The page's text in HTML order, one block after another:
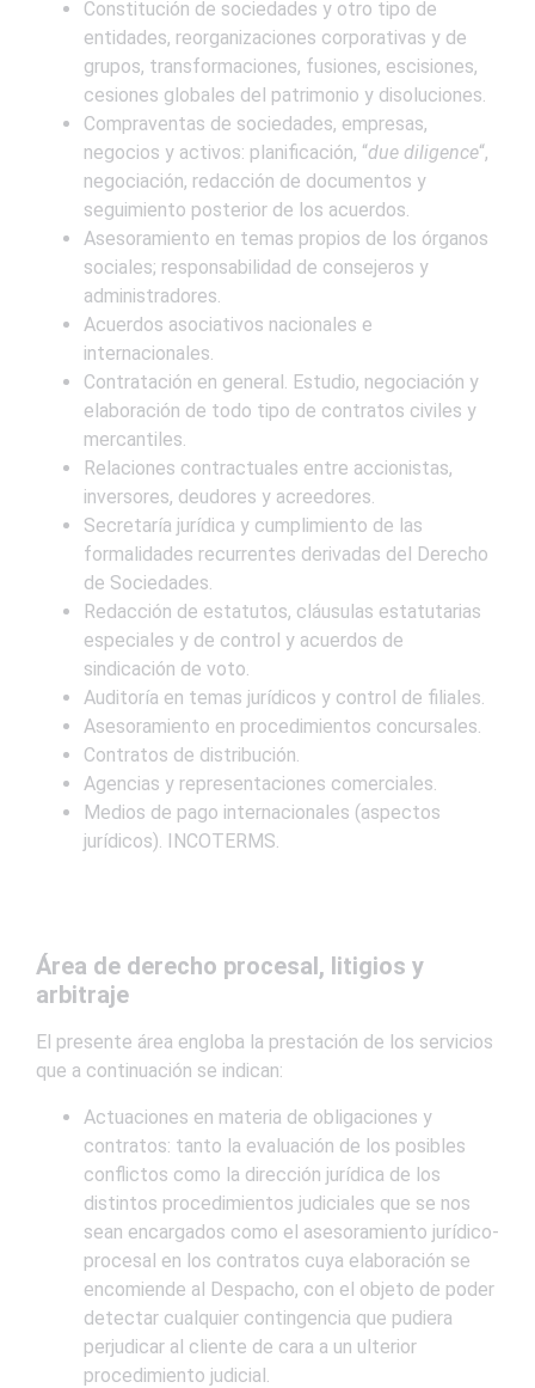
Constitución de sociedades y otro tipo de
entidades, reorganizaciones corporativas y de
grupos, transformaciones, fusiones, escisiones,
cesiones globales del patrimonio y disoluciones.
Compraventas de sociedades, empresas,
negocios y activos: planificación, “due diligence“,
negociación, redacción de documentos y
seguimiento posterior de los acuerdos.
Asesoramiento en temas propios de los órganos
sociales; responsabilidad de consejeros y
administradores.
Acuerdos asociativos nacionales e
internacionales.
Contratación en general. Estudio, negociación y
elaboración de todo tipo de contratos civiles y
mercantiles.
Relaciones contractuales entre accionistas,
inversores, deudores y acreedores.
Secretaría jurídica y cumplimiento de las
formalidades recurrentes derivadas del Derecho
de Sociedades.
Redacción de estatutos, cláusulas estatutarias
especiales y de control y acuerdos de
sindicación de voto.
Auditoría en temas jurídicos y control de filiales.
Asesoramiento en procedimientos concursales.
Contratos de distribución.
Agencias y representaciones comerciales.
Medios de pago internacionales (aspectos
jurídicos). INCOTERMS.
Área de derecho procesal, litigios y
arbitraje
El presente área engloba la prestación de los servicios
que a continuación se indican:
Actuaciones en materia de obligaciones y
contratos: tanto la evaluación de los posibles
conflictos como la dirección jurídica de los
distintos procedimientos judiciales que se nos
sean encargados como el asesoramiento jurídico-
procesal en los contratos cuya elaboración se
encomiende al Despacho, con el objeto de poder
detectar cualquier contingencia que pudiera
perjudicar al cliente de cara a un ulterior
procedimiento judicial.